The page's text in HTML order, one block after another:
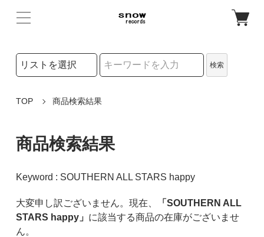
検索リストの選択
検索
TOP 商品検索結果
商品検索結果
Keyword : SOUTHERN ALL STARS happy
大変申し訳ございません。現在、
「SOUTHERN ALL
STARS happy」 に該当する商品の在庫がございませ
ん。